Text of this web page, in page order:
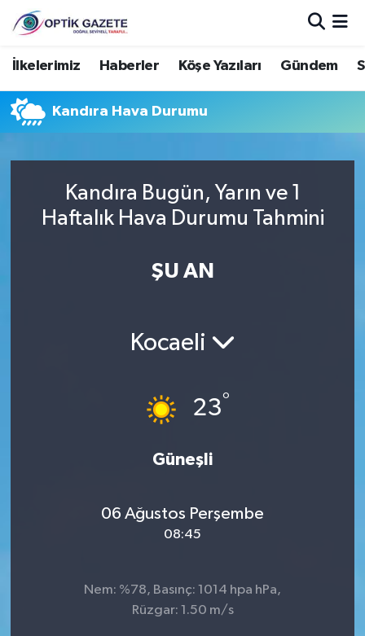
İlkelerimiz Haberler Köşe Yazıları Gündem
Kandıra Hava Durumu
Kandıra Bugün, Yarın ve 1
Haftalık Hava Durumu Tahmini
ŞU AN
Kocaeli
23°
Güneşli
06 Ağustos Perşembe
08:45
Nem: %78, Basınç: 1014 hpa hPa,
Rüzgar: 1.50 m/s
Nöbetçi Eczaneler
Hava Durumu
Trafik Durumu
Süper Lig Puan Durumu ve Fikstür